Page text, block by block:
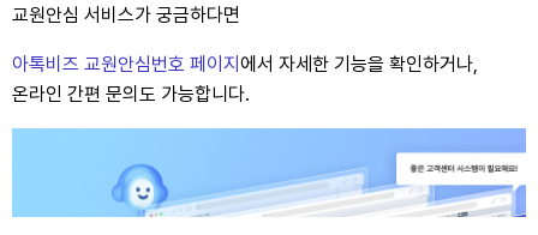
교원안심 서비스가 궁금하다면
아톡비즈 교원안심번호 페이지 에서 자세한 기능을 확인하거나,
온라인 간편 문의도 가능합니다.